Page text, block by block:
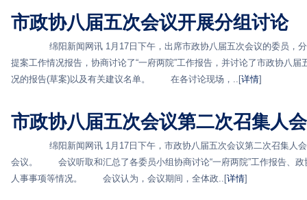
市政协八届五次会议开展分组讨论
绵阳新闻网讯 1月17日下午，出席市政协八届五次会议的委员，分
提案工作情况报告，协商讨论了“一府两院”工作报告，并讨论了市政协八
况的报告(草案)以及有关建议名单。 在各讨论现场，..[详情]
市政协八届五次会议第二次召集人
绵阳新闻网讯 1月17日下午，市政协八届五次会议第二次召集人会
会议。 会议听取和汇总了各委员小组协商讨论“一府两院”工作报告、政
人事事项等情况。 会议认为，会议期间，全体政..[详情]